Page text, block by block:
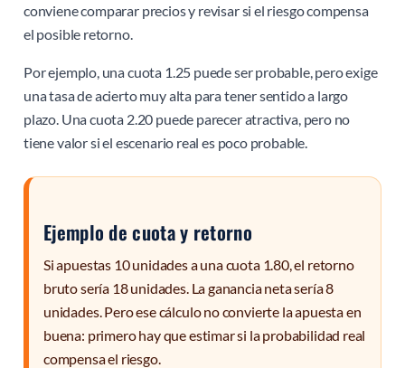
conviene comparar precios y revisar si el riesgo compensa
el posible retorno.
Por ejemplo, una cuota 1.25 puede ser probable, pero exige
una tasa de acierto muy alta para tener sentido a largo
plazo. Una cuota 2.20 puede parecer atractiva, pero no
tiene valor si el escenario real es poco probable.
Ejemplo de cuota y retorno
Si apuestas 10 unidades a una cuota 1.80, el retorno
bruto sería 18 unidades. La ganancia neta sería 8
unidades. Pero ese cálculo no convierte la apuesta en
buena: primero hay que estimar si la probabilidad real
compensa el riesgo.